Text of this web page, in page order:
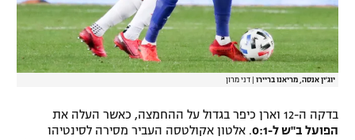
יוג'ין אנסה, מריאנו בריירו דני מרון
בדקה ה-12 וארן כיפר בגדול על ההחמצה, כאשר העלה את
הפועל ב"ש ל-0:1
. אלטון אקולטסה העביר מסירה לסינטיהו